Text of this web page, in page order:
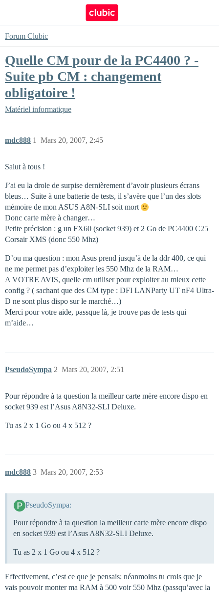
Forum Clubic
Quelle CM pour de la PC4400 ? -
Suite pb CM : changement
obligatoire !
Matériel informatique
mdc888 Mars 20, 2007, 2:45
1
Salut à tous !
J’ai eu la drole de surpise dernièrement d’avoir plusieurs écrans
bleus… Suite à une batterie de tests, il s’avère que l’un des slots
mémoire de mon ASUS A8N-SLI soit mort
Donc carte mère à changer…
Petite précision : g un FX60 (socket 939) et 2 Go de PC4400 C25
Corsair XMS (donc 550 Mhz)
D’ou ma question : mon Asus prend jusqu’à de la ddr 400, ce qui
ne me permet pas d’exploiter les 550 Mhz de la RAM…
A VOTRE AVIS, quelle cm utiliser pour exploiter au mieux cette
config ? ( sachant que des CM type : DFI LANParty UT nF4 Ultra-
D ne sont plus dispo sur le marché…)
Merci pour votre aide, passque là, je trouve pas de tests qui
m’aide…
PseudoSympa Mars 20, 2007, 2:51
2
Pour répondre à ta question la meilleur carte mère encore dispo en
socket 939 est l’Asus A8N32-SLI Deluxe.
Tu as 2 x 1 Go ou 4 x 512 ?
mdc888 Mars 20, 2007, 2:53
3
PseudoSympa:
Pour répondre à ta question la meilleur carte mère encore dispo
en socket 939 est l’Asus A8N32-SLI Deluxe.
Tu as 2 x 1 Go ou 4 x 512 ?
Effectivement, c’est ce que je pensais; néanmoins tu crois que je
vais pouvoir monter ma RAM à 500 voir 550 Mhz (passqu’avec la